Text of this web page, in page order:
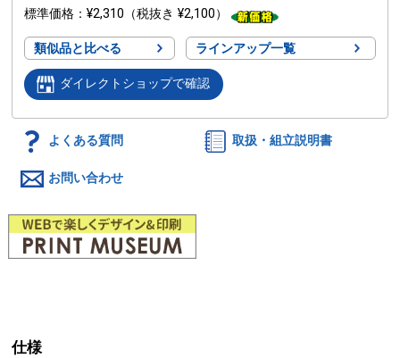
標準価格
¥2,310 （税抜き ¥2,100）
類似品と比べる ラインアップ一覧
ダイレクトショップで確認
よくある質問 取扱・組立説明書
お問い合わせ
仕様